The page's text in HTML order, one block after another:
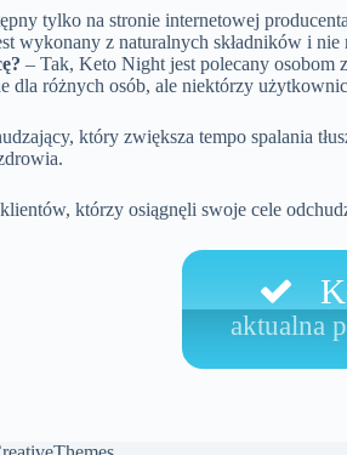
tylko na stronie internetowej
wykonany z naturalnych składników i
– Tak, Keto Night jest polecany osobom
dla różnych osób, ale niektórzy
który zwiększa tempo spalania
którzy osiągnęli swoje cele
aktualna